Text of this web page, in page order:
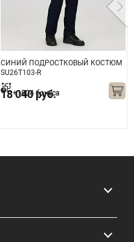
СИНИЙ ПОДРОСТКОВЫЙ КОСТЮМ
SU26T103-R
18 040 руб.
+1804 бонуса